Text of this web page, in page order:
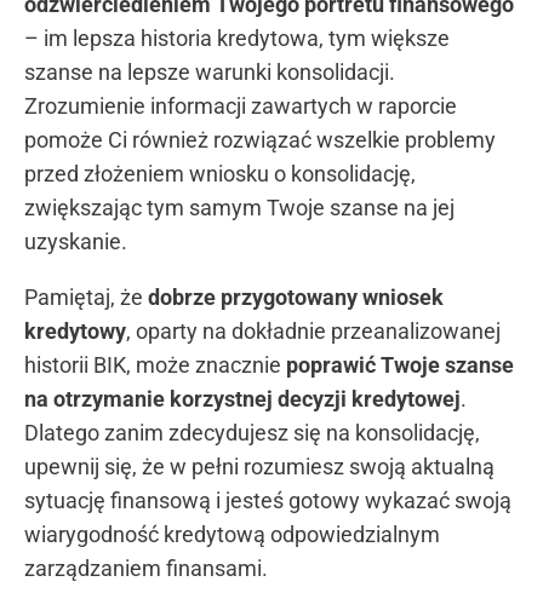
– im lepsza historia kredytowa, tym większe
szanse na lepsze warunki konsolidacji.
Zrozumienie informacji zawartych w raporcie
pomoże Ci również rozwiązać wszelkie problemy
przed złożeniem wniosku o konsolidację,
zwiększając tym samym Twoje szanse na jej
uzyskanie.
Pamiętaj, że dobrze przygotowany wniosek
kredytowy, oparty na dokładnie przeanalizowanej
historii BIK, może znacznie poprawić Twoje szanse
na otrzymanie korzystnej decyzji kredytowej.
Dlatego zanim zdecydujesz się na konsolidację,
upewnij się, że w pełni rozumiesz swoją aktualną
sytuację finansową i jesteś gotowy wykazać swoją
wiarygodność kredytową odpowiedzialnym
zarządzaniem finansami.